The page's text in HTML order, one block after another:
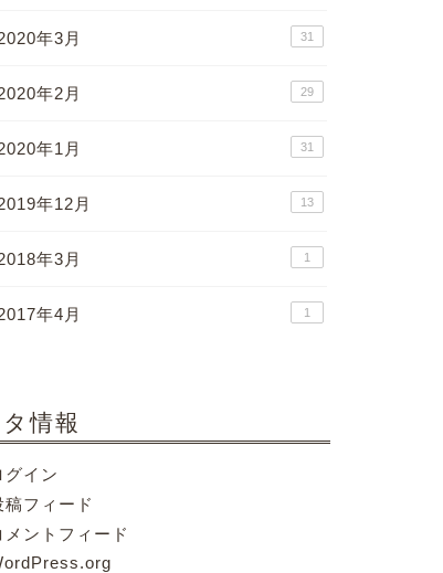
年3月 31
年2月 29
年1月 31
年12月 13
年3月 1
年4月 1
タ情報
グイン
稿フィード
メントフィード